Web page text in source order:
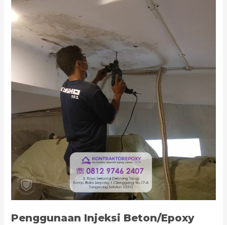
Penggunaan Injeksi Beton/Epoxy